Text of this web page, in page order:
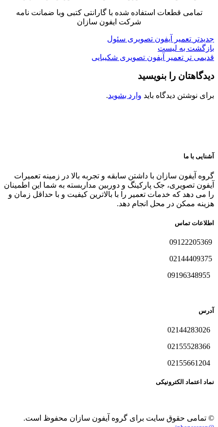
تمامی قطعات استفاده شده با گارانتی کتبی وبا ضمانت نامه
شرکت ایفون سازان
جدیدتر تعمیر آیفون تصویری سئول
بازگشت به لیست
قدیمی تر تعمیر آیفون تصویری شکیبایی
دیدگاهتان را بنویسید
برای نوشتن دیدگاه باید وارد بشوید.
آشنایی با ما
گروه آیفون سازان با داشتن سابقه و تجربه بالا در زمینه تعمیرات
آیفون تصویری، جک پارکینگ و دوربین مداربسته به شما این اطمینان
را می دهد که خدمات تعمیر را با بالاترین کیفیت و با حداقل زمان و
هزینه ممکن در محل انجام دهد.
اطلاعات تماس
آدرس
نماد اعتماد الکترونیکی
© تمامی حقوق سایت برای گروه آیفون سازان محفوظ است.